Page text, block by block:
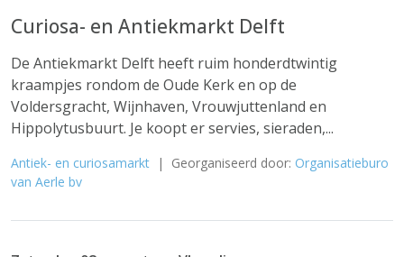
Curiosa- en Antiekmarkt Delft
De Antiekmarkt Delft heeft ruim honderdtwintig
kraampjes rondom de Oude Kerk en op de
Voldersgracht, Wijnhaven, Vrouwjuttenland en
Hippolytusbuurt. Je koopt er servies, sieraden,...
Antiek- en curiosamarkt | Georganiseerd door: Organisatieburo
van Aerle bv